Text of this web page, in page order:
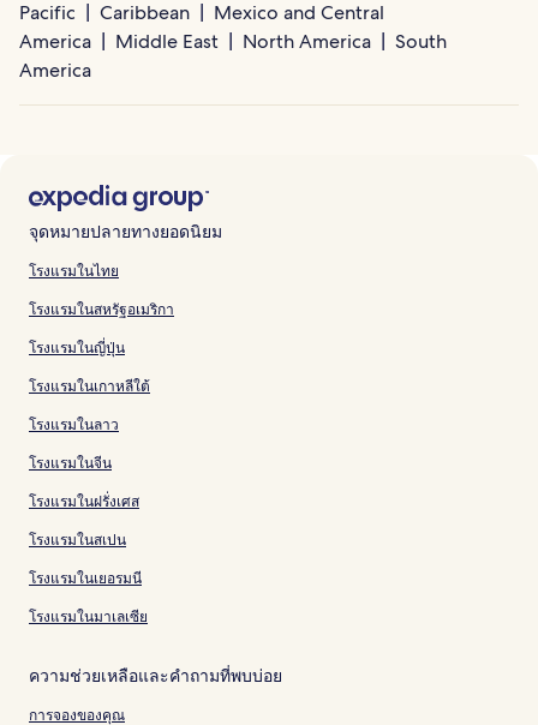
Pacific
Caribbean
Mexico and Central
America
Middle East North America
South
America
จุดหมายปลายทางยอดนิยม
โรงแรมในไทย
โรงแรมในสหรัฐอเมริกา
โรงแรมในญี่ปุ่น
โรงแรมในเกาหลีใต้
โรงแรมในลาว
โรงแรมในจีน
โรงแรมในฝรั่งเศส
โรงแรมในสเปน
โรงแรมในเยอรมนี
โรงแรมในมาเลเซีย
ความช่วยเหลือและคำถามที่พบบ่อย
การจองของคุณ